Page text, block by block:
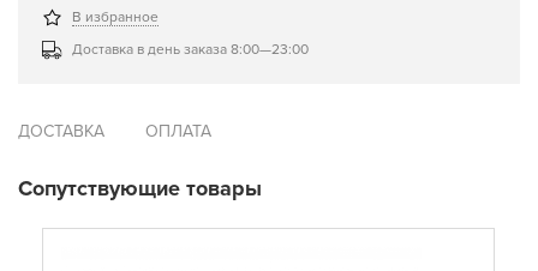
В избранное
Доставка в день заказа 8:00—23:00
ДОСТАВКА ОПЛАТА
Сопутствующие товары